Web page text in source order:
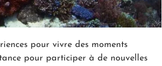
pour vivre des moments
pour participer à de nouvelles